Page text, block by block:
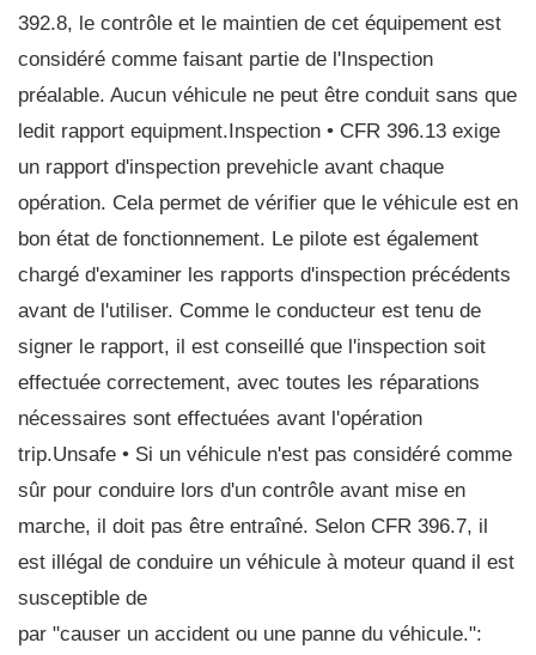
392.8, le contrôle et le maintien de cet équipement est
considéré comme faisant partie de l'Inspection
préalable. Aucun véhicule ne peut être conduit sans que
ledit rapport equipment.Inspection • CFR 396.13 exige
un rapport d'inspection prevehicle avant chaque
opération. Cela permet de vérifier que le véhicule est en
bon état de fonctionnement. Le pilote est également
chargé d'examiner les rapports d'inspection précédents
avant de l'utiliser. Comme le conducteur est tenu de
signer le rapport, il est conseillé que l'inspection soit
effectuée correctement, avec toutes les réparations
nécessaires sont effectuées avant l'opération
trip.Unsafe • Si un véhicule n'est pas considéré comme
sûr pour conduire lors d'un contrôle avant mise en
marche, il doit pas être entraîné. Selon CFR 396.7, il
est illégal de conduire un véhicule à moteur quand il est
susceptible de
par "causer un accident ou une panne du véhicule.":